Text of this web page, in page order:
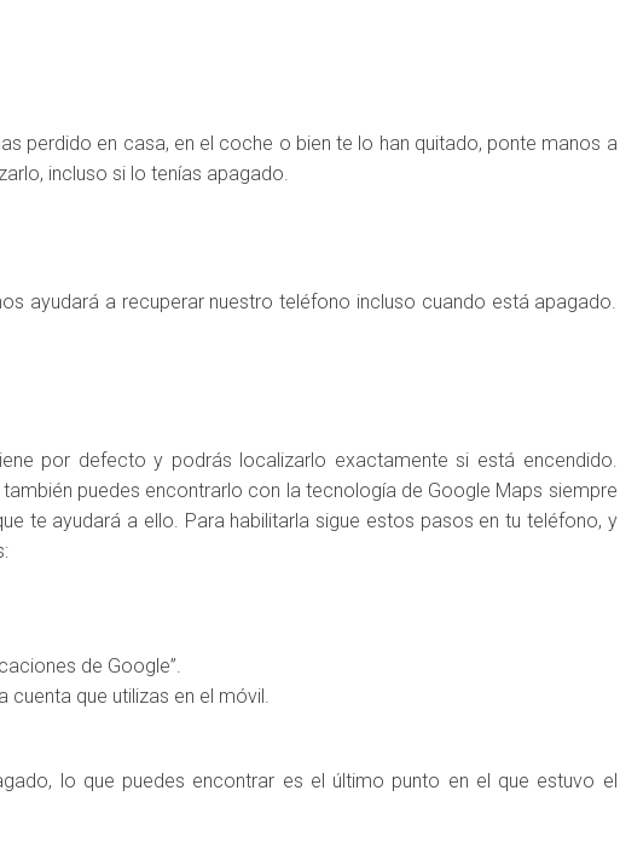
perdido en casa, en el coche o bien te lo han quitado, ponte manos a
incluso si lo tenías apagado.
ayudará a recuperar nuestro teléfono incluso cuando está apagado.
por defecto y podrás localizarlo exactamente si está encendido.
puedes encontrarlo con la tecnología de Google Maps siempre
te ayudará a ello. Para habilitarla sigue estos pasos en tu teléfono, y
de Google”.
cuenta que utilizas en el móvil.
lo que puedes encontrar es el último punto en el que estuvo el